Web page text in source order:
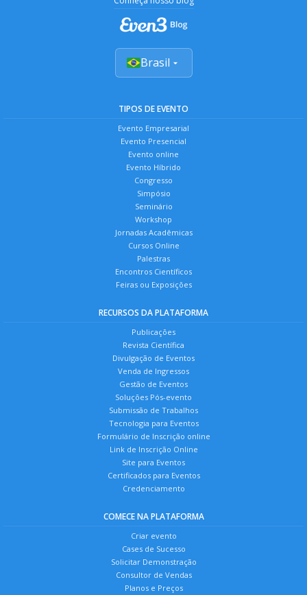
Brasil
TIPOS DE EVENTO
Evento Empresarial
Evento Presencial
Evento online
Evento Híbrido
Congresso
Simpósio
Seminário
Workshop
Jornadas Acadêmicas
Cursos Online
Palestras
Encontros Científicos
Feiras ou Exposições
RECURSOS DA PLATAFORMA
Publicações
Revista Científica
Divulgação de Eventos
Venda de Ingressos
Gestão de Eventos
Soluções Pós-evento
Submissão de Trabalhos
Tecnologia para Eventos
Formulário de Inscrição online
Link de Inscrição Online
Site para Eventos
Certificados para Eventos
Credenciamento
COMECE NA PLATAFORMA
Criar evento
Cases de Sucesso
Solicitar Demonstração
Consultor de Vendas
Planos e Preços